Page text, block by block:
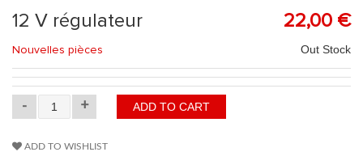
12 V régulateur 22,00 €
Nouvelles pièces Out Stock
- +
ADD TO WISHLIST